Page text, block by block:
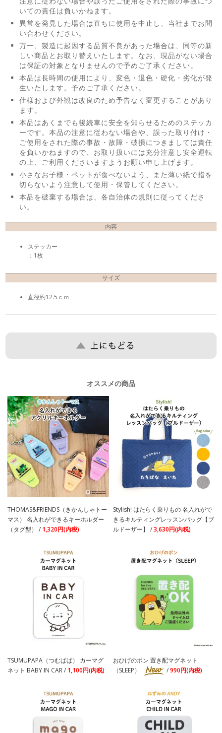
いての責任は負いかねます。
異常を発見した場合は直ちに使用を中止し、当社までお問
い合わせください。
万一、製造に起因する品質不良があった場合は、同等の新
しい商品とお取り替えいたします。なお、現品がない場合
は保証の対象となりませんので予めご了承ください。
本品は長時間の使用により、変色・退色・硬化・劣化が発
生いたします。予めご了承ください。
仕様および外観は改良のため予告なく変更することがあり
ます。
本品はあくまでも後続車に安全を知らせるためのステッカ
ーです。本品の注意に従わない場合や、誤った取り付け・
ご使用をされた際の事故・故障・破損につきましては責任
を負いかねますので、お取り扱いには充分注意し安全運転
の上、ご利用くださいますようお願い申し上げます。
小さなお子様・ペットが食べないよう、また薄い紙で指を
切らないよう注意して使用・保管してください。
本品を破棄する場合は、各自治体の規則に従ってくださ
い。
内容
ステッカー
：1枚
サイズ
直径約12.5ｃｍ
オススメの商品
THOMAS&FRIENDS（きかんしゃトー
マス） 名入れができるキーホルダー
（タグ型） / 1,320円(内税)
Stylish! はたらく乗りもの 名入れがで
きるキルティングレッスンバッグ【ブ
ルドーザー】 /3,630円(内税)
TSUMUPAPA（つむぱぱ） カーマグ
ネット BABY IN CAR / 1,100円(内税)
おひげのポン 置き配マグネット
（SLEEP）
/990円(内税)